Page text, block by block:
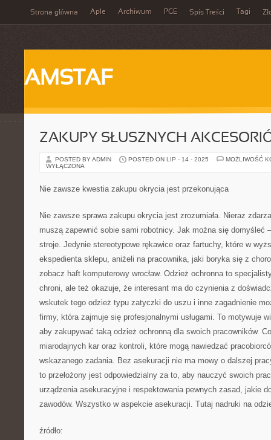
Strona główna Aple Archiwum PGE Spis Treści Tagi
AMSTAF
ZAKUPY SŁUSZNYCH
POSTED BY ADMIN POSTED ON LIP - 14 - 2025
MOŻLIWOŚĆ
WYŁĄCZONA
Nie zawsze kwestia zakupu okrycia jest przekonująca
Nie zawsze sprawa zakupu okrycia jest zrozumiała. Nieraz
muszą zapewnić sobie sami robotnicy. Jak można się domyśleć
stroje. Jedynie stereotypowe rękawice oraz fartuchy, które w
ekspedienta sklepu, aniżeli na pracownika, jaki boryka się z
zobacz haft komputerowy wrocław. Odzież ochronna to
chroni, ale też okazuje, że interesant ma do czynienia z
wskutek tego odzież typu zatyczki do uszu i inne zagadnienie
firmy, która zajmuje się profesjonalnymi usługami. To motywuje
aby zakupywać taką odzież ochronną dla swoich pracowników.
miarodajnych kar oraz kontroli, które mogą nawiedzać
wskazanego zadania. Bez asekuracji nie ma mowy o dalszej
to przełożony jest odpowiedzialny za to, aby nauczyć swoich
urządzenia asekuracyjne i respektowania pewnych zasad, jakie
zawodów. Wszystko w aspekcie asekuracji. Tutaj nadruki na
źródło: